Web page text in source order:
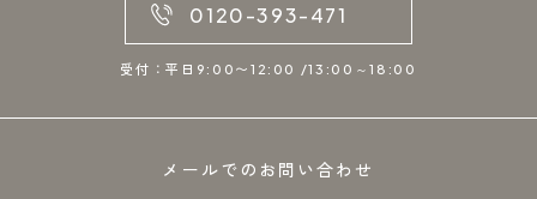
0120-393-471
受付：平日9:00〜12:00 /13:00～18:00
メールでのお問い合わせ